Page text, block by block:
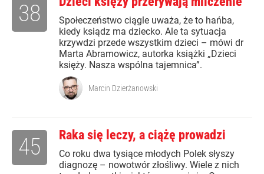
Społeczeństwo ciągle uważa, że to hańba,
kiedy ksiądz ma dziecko. Ale ta sytuacja
krzywdzi przede wszystkim dzieci – mówi dr
Marta Abramowicz, autorka książki „Dzieci
księży. Nasza wspólna tajemnica”.
38
Marcin Dzierżanowski
Raka się leczy, a ciążę prowadzi
Co roku dwa tysiące młodych Polek słyszy
diagnozę – nowotwór złośliwy. Wiele z nich
45